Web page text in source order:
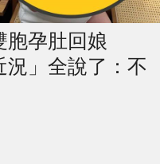
胞孕肚回娘
況」全說了：不